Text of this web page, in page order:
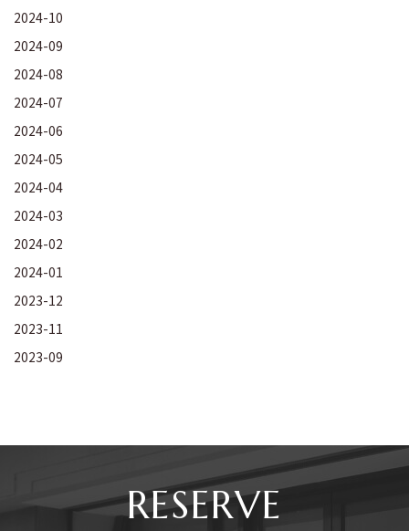
2024-10
2024-09
2024-08
2024-07
2024-06
2024-05
2024-04
2024-03
2024-02
2024-01
2023-12
2023-11
2023-09
RESERVE